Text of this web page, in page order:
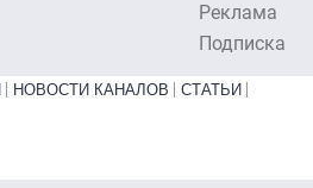
Реклама
Подписка
НОВОСТИ КАНАЛОВ
СТАТЬИ